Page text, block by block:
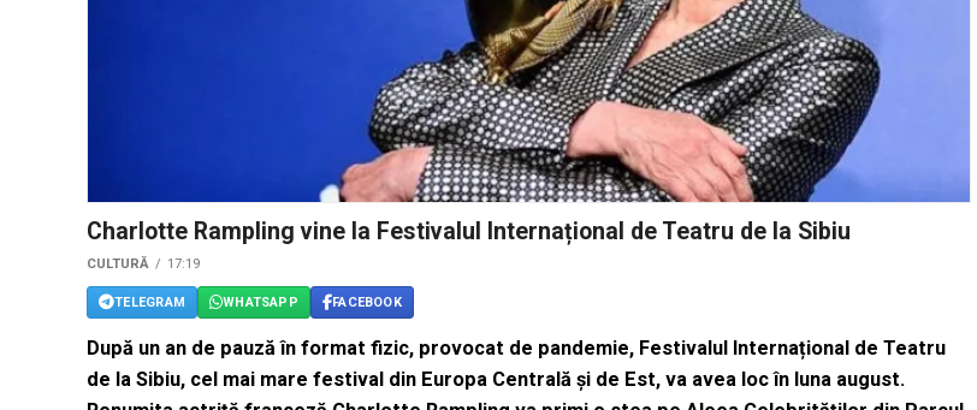
Charlotte Rampling vine la Festivalul Internațional de Teatru de la Sibiu
CULTURĂ 17:19
TELEGRAM WHATSAPP FACEBOOK
După un an de pauză în format fizic, provocat de pandemie, Festivalul Internațional de Teatru
de la Sibiu, cel mai mare festival din Europa Centrală și de Est, va avea loc în luna august.